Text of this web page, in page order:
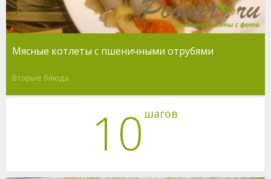
Мясные котлеты с пшеничными отрубями
Вторые блюда
10 шагов